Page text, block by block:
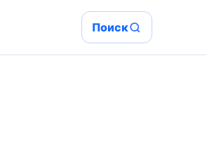
Поиск